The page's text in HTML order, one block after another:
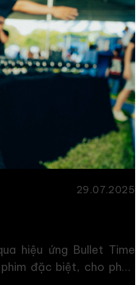
chú ý của cộng đồng
ngày qua. Đặc biệt là khi
Alan Walker về Việt
đêm nhạc hội của
29.07.2025
hiệu ứng Bullet Time
đặc biệt, cho phép